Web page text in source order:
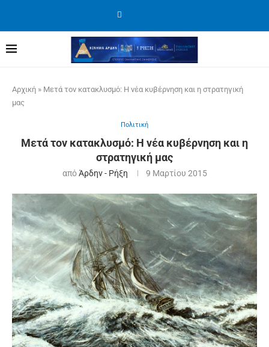
Αρχική » Μετά τον κατακλυσμό: Η νέα κυβέρνηση και η στρατηγική
μας
Πολιτική
Μετά τον κατακλυσμό: Η νέα κυβέρνηση και η
στρατηγική μας
απόΆρδην - Ρήξη 9 Μαρτίου 2015